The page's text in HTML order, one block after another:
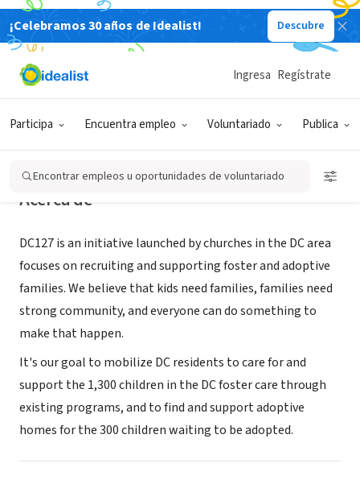
¡Celebramos 30 años de Idealist! Descubre
Participa Encuentra empleo Voluntariado Publica
Ingresa Regístrate
Encontrar empleos u oportunidades de voluntariado
ORGANIZACIÓN SIN FIN DE LUCRO
DC127
Acerca de
DC127 is an initiative launched by churches in the DC area
focuses on recruiting and supporting foster and adoptive
families. We believe that kids need families, families need
strong community, and everyone can do something to
make that happen.
It's our goal to mobilize DC residents to care for and
support the 1,300 children in the DC foster care through
existing programs, and to find and support adoptive
homes for the 300 children waiting to be adopted.